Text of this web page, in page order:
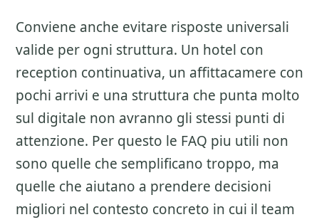
Conviene anche evitare risposte universali
valide per ogni struttura. Un hotel con
reception continuativa, un affittacamere con
pochi arrivi e una struttura che punta molto
sul digitale non avranno gli stessi punti di
attenzione. Per questo le FAQ piu utili non
sono quelle che semplificano troppo, ma
quelle che aiutano a prendere decisioni
migliori nel contesto concreto in cui il team